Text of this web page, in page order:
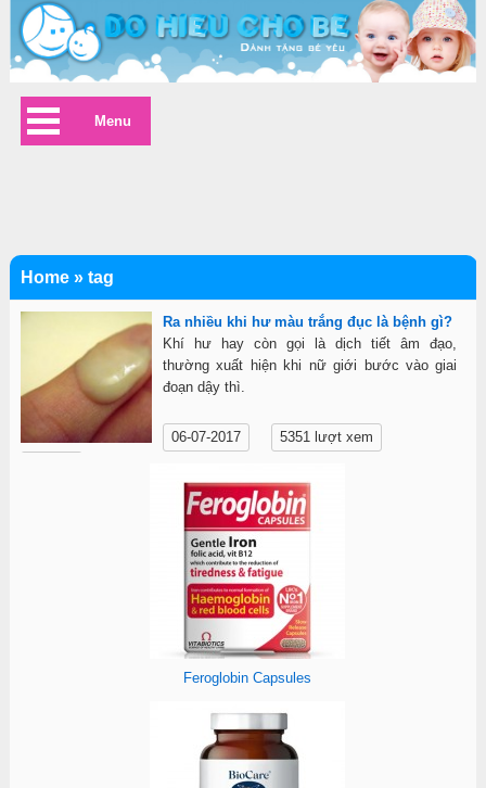
Ra nhiều khi hư màu trắng đục là bệnh gì?
Khí hư hay còn gọi là dịch tiết âm đạo,
thường xuất hiện khi nữ giới bước vào giai
đoạn dậy thì.
06-07-2017
5351 lượt xem
Home» tag
Feroglobin Capsules
Menu